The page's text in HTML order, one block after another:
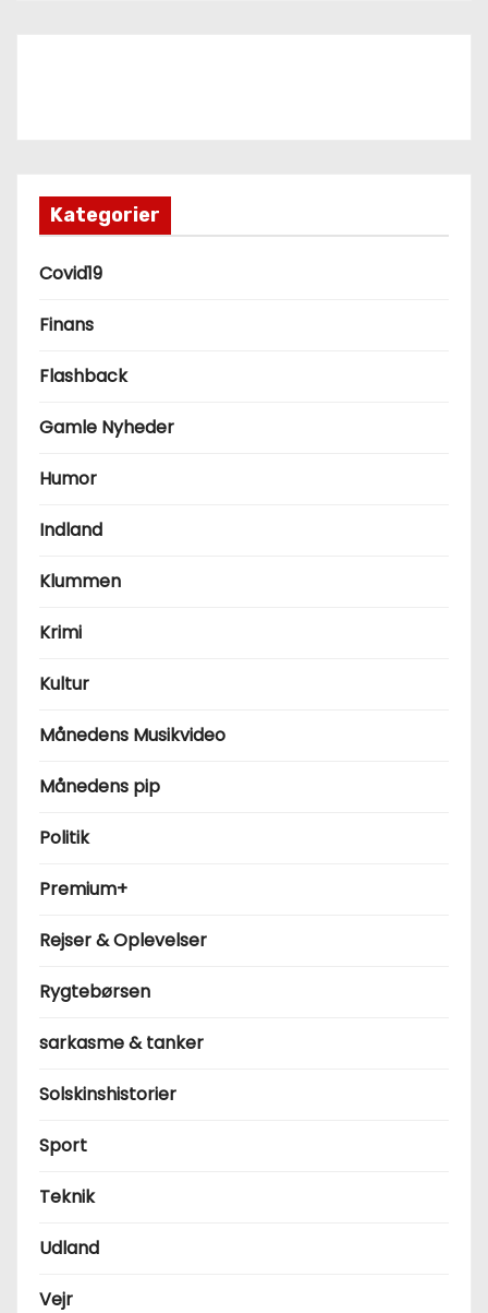
Kategorier
Covid19
Finans
Flashback
Gamle Nyheder
Humor
Indland
Klummen
Krimi
Kultur
Månedens Musikvideo
Månedens pip
Politik
Premium+
Rejser & Oplevelser
Rygtebørsen
sarkasme & tanker
Solskinshistorier
Sport
Teknik
Udland
Vejr